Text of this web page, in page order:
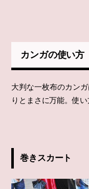
カンガの使い方
大判な一枚布のカン
りとまさに万能。使い
巻きスカート